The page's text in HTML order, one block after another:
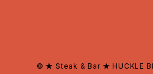
© ★ Steak & Bar ★ HUCKLE